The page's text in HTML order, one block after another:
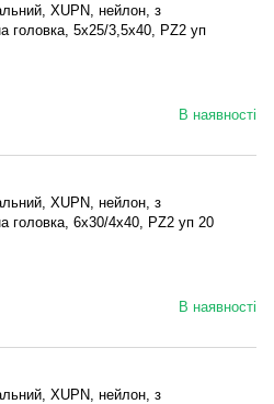
XUPN, нейлон, з
головка, 5x25/3,5x40, PZ2 уп
В наявності
XUPN, нейлон, з
головка, 6x30/4x40, PZ2 уп 20
В наявності
XUPN, нейлон, з